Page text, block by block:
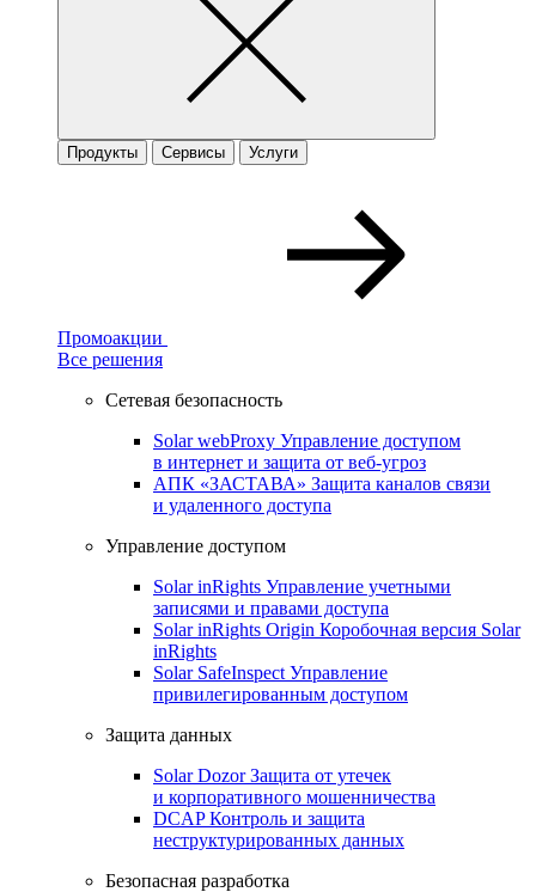
Продукты Сервисы Услуги
Промоакции
Все решения
Сетевая безопасность
Solar webProxy Управление доступом
в интернет и защита от веб-угроз
АПК «ЗАСТАВА» Защита каналов связи
и удаленного доступа
Управление доступом
Solar inRights Управление учетными
записями и правами доступа
Solar inRights Origin Коробочная версия Solar
inRights
Solar SafeInspect Управление
привилегированным доступом
Защита данных
Solar DozorЗащита от утечек
и корпоративного мошенничества
DCAPКонтроль и защита
неструктурированных данных
Безопасная разработка